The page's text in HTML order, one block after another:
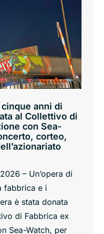
cinque anni di
al Collettivo di
con Sea-
corteo,
– Un’opera di
fabbrica e i
è stata donata
di Fabbrica ex
Sea-Watch, per